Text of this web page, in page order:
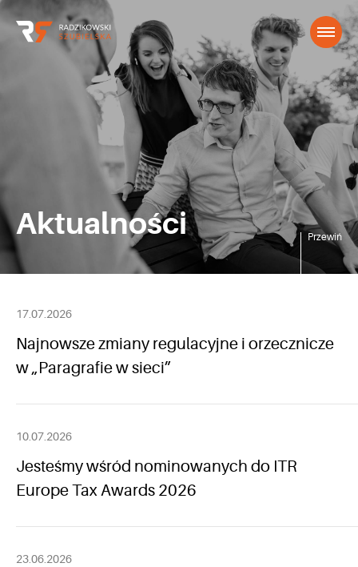
Aktualności Przewiń
17.07.2026
Najnowsze zmiany regulacyjne i orzecznicze
w „Paragrafie w sieci”
10.07.2026
Jesteśmy wśród nominowanych do ITR
Europe Tax Awards 2026
23.06.2026